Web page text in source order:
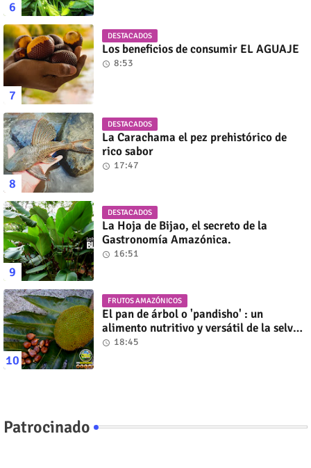
DESTACADOS
Los beneficios de consumir EL AGUAJE
8:53
DESTACADOS
La Carachama el pez prehistórico de
rico sabor
17:47
DESTACADOS
La Hoja de Bijao, el secreto de la
Gastronomía Amazónica.
16:51
FRUTOS AMAZÓNICOS
El pan de árbol o 'pandisho' : un
alimento nutritivo y versátil de la selva
amazónica
18:45
Patrocinado